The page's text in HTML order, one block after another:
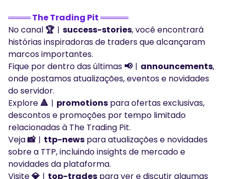
════ The Trading Pit ═════
No canal 🏆︱success-stories, você encontrará
histórias inspiradoras de traders que alcançaram
marcos importantes.
Fique por dentro das últimas 📢︱announcements,
onde postamos atualizações, eventos e novidades
do servidor.
Explore 🔺︱promotions para ofertas exclusivas,
descontos e promoções por tempo limitado
relacionadas à The Trading Pit.
Veja📸︱ttp-news para atualizações e novidades
sobre a TTP, incluindo insights de mercado e
novidades da plataforma.
Visite💎︱top-trades para ver e discutir algumas